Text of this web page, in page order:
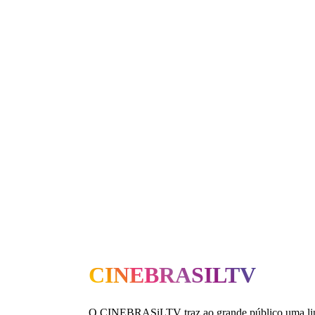
CINEBRASILTV
O CINEBRASiLTV traz ao grande público uma